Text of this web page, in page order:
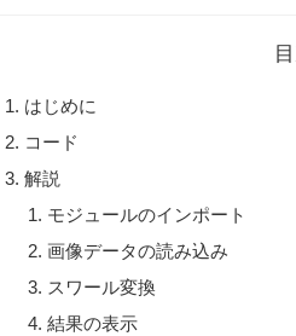
はじめに
コード
解説
モジュールのインポート
画像データの読み込み
スワール変換
結果の表示